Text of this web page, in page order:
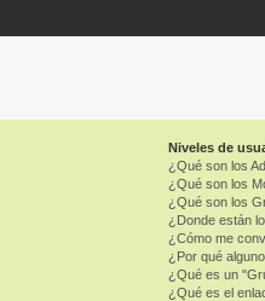
Niveles de
¿Qué son los
¿Qué son los
¿Qué son los
¿Donde están
¿Cómo me
¿Por qué
¿Qué es un
¿Qué es el